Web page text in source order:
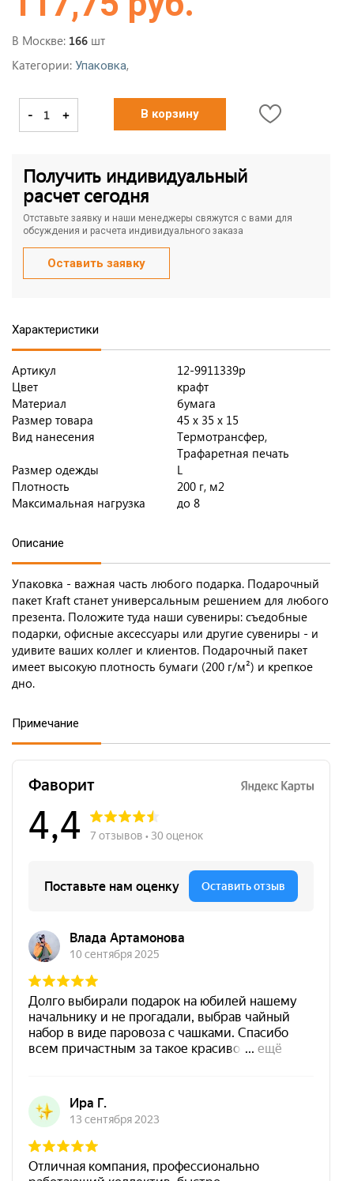
В Москве: 166 шт
Категории: Упаковка,
- + В корзину
Получить индивидуальный
расчет сегодня
Отставьте заявку и наши менеджеры свяжутся с вами для
обсуждения и расчета индивидуального заказа
Оставить заявку
Характеристики
Артикул
12-9911339p
Цвет
крафт
Материал
бумага
Размер товара
45 х 35 х 15
Вид нанесения
Термотрансфер,
Трафаретная печать
Размер одежды
L
Плотность
200 г, м2
Максимальная нагрузка
до 8
Описание
Упаковка - важная часть любого подарка. Подарочный
пакет Kraft станет универсальным решением для любого
презента. Положите туда наши сувениры: съедобные
подарки, офисные аксессуары или другие сувениры - и
удивите ваших коллег и клиентов. Подарочный пакет
имеет высокую плотность бумаги (200 г/м²) и крепкое
дно.
Примечание